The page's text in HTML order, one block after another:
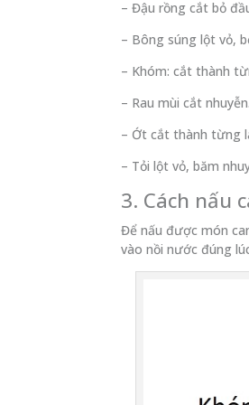
– Đậu rồng cắt bỏ
– Bông súng lột vỏ,
– Khóm: cắt thành
– Rau mùi cắt nhuyễn.
– Ớt cắt thành từng
– Tỏi lột vỏ, băm
3. Cách nấu
Để nấu được món
vào nồi nước đúng